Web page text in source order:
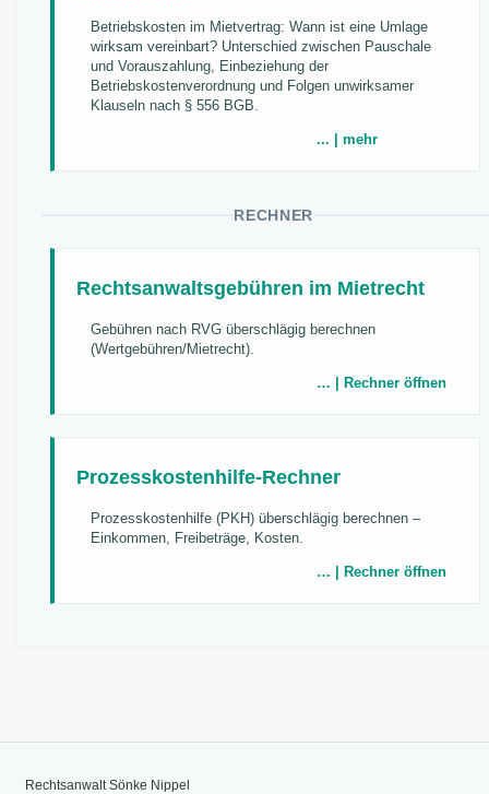
Betriebskosten im Mietvertrag: Wann ist eine Umlage
wirksam vereinbart? Unterschied zwischen Pauschale
und Vorauszahlung, Einbeziehung der
Betriebskostenverordnung und Folgen unwirksamer
Klauseln nach § 556 BGB.
... | mehr
RECHNER
Rechtsanwaltsgebühren im Mietrecht
Gebühren nach RVG überschlägig berechnen
(Wertgebühren/Mietrecht).
… | Rechner öffnen
Prozesskostenhilfe-Rechner
Prozesskostenhilfe (PKH) überschlägig berechnen –
Einkommen, Freibeträge, Kosten.
… | Rechner öffnen
Rechtsanwalt Sönke Nippel